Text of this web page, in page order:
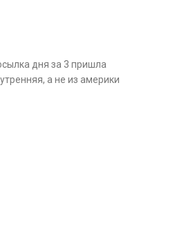
дня за 3 пришла
а не из америки